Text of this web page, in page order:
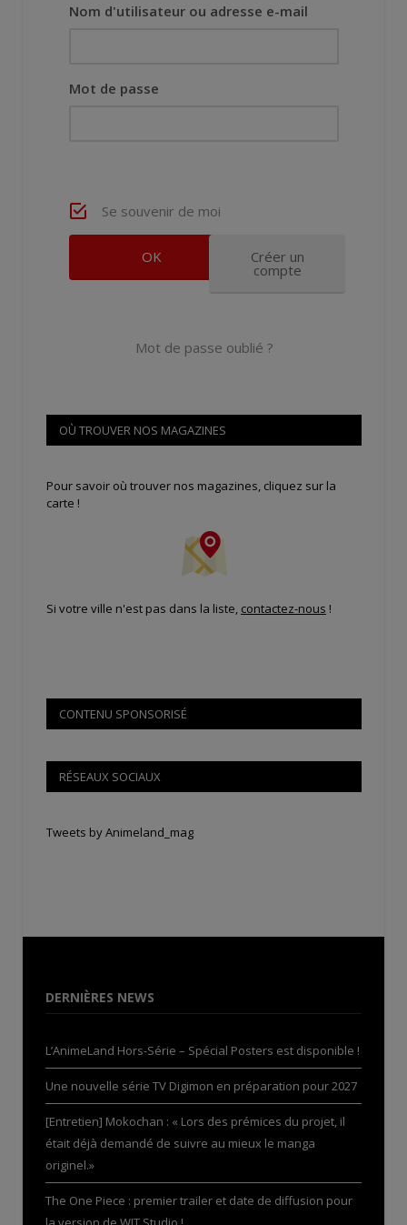
Nom d'utilisateur ou adresse e-mail
Mot de passe
Se souvenir de moi
Créer un
compte
Mot de passe oublié ?
OÙ TROUVER NOS MAGAZINES
Pour savoir où trouver nos magazines, cliquez sur la
carte !
Si votre ville n'est pas dans la liste, contactez-nous !
CONTENU SPONSORISÉ
RÉSEAUX SOCIAUX
Tweets by Animeland_mag
DERNIÈRES NEWS
L’AnimeLand Hors-Série – Spécial Posters est disponible !
Une nouvelle série TV Digimon en préparation pour 2027
[Entretien] Mokochan : « Lors des prémices du projet, il
était déjà demandé de suivre au mieux le manga
originel.»
The One Piece : premier trailer et date de diffusion pour